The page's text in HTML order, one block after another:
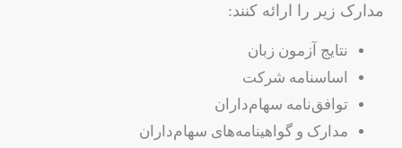
مدارک زیر را ارائه کنند:
نتایج آزمون زبان
اساسنامه شرکت
توافق‌نامه سهام‌داران
مدارک و گواهینامه‌های سهام‌داران